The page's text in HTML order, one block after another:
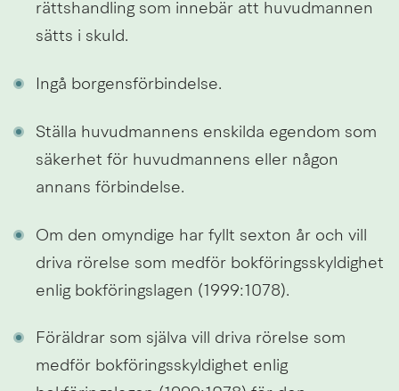
rättshandling som innebär att huvudmannen
sätts i skuld.
Ingå borgensförbindelse.
Ställa huvudmannens enskilda egendom som
säkerhet för huvudmannens eller någon
annans förbindelse.
Om den omyndige har fyllt sexton år och vill
driva rörelse som medför bokföringsskyldighet
enlig bokföringslagen (1999:1078).
Föräldrar som själva vill driva rörelse som
medför bokföringsskyldighet enlig